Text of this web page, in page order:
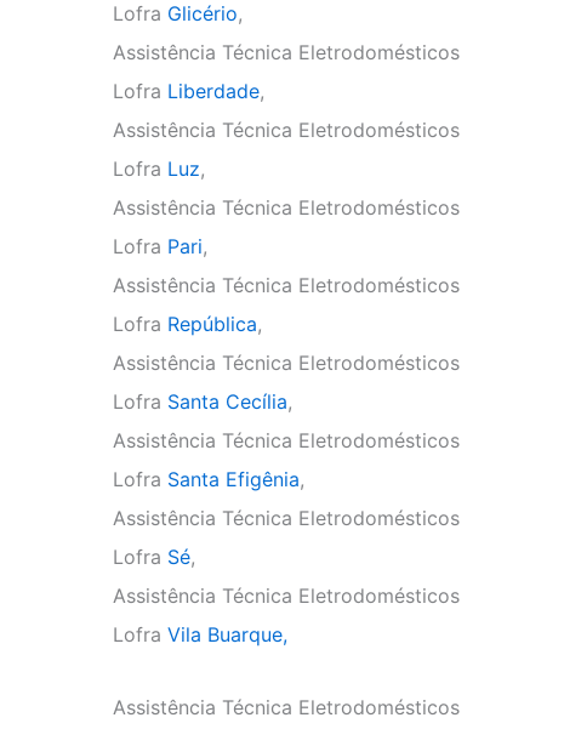
Lofra Glicério,
Assistência Técnica Eletrodomésticos
Lofra Liberdade,
Assistência Técnica Eletrodomésticos
Lofra Luz,
Assistência Técnica Eletrodomésticos
Lofra Pari,
Assistência Técnica Eletrodomésticos
Lofra República,
Assistência Técnica Eletrodomésticos
Lofra Santa Cecília,
Assistência Técnica Eletrodomésticos
Lofra Santa Efigênia,
Assistência Técnica Eletrodomésticos
Lofra Sé,
Assistência Técnica Eletrodomésticos
Lofra Vila Buarque,
Assistência Técnica Eletrodomésticos